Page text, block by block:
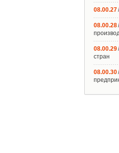
08.00.27
08.00.28
08.00.29
стран
08.00.30